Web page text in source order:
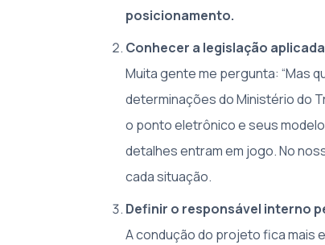
posicionamento.
Conhecer a legislação
Muita gente me pergunta: “Mas
determinações do Ministério do
o ponto eletrônico e seus
detalhes entram em jogo. No
cada situação.
Definir o responsável interno
A condução do projeto fica mais